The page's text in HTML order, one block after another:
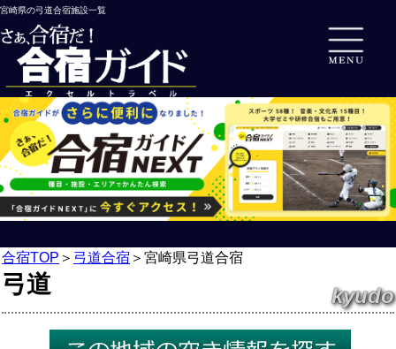
宮崎県の弓道合宿施設一覧
合宿TOP ＞ 弓道合宿 ＞ 宮崎県弓道合宿
弓道 kyudo